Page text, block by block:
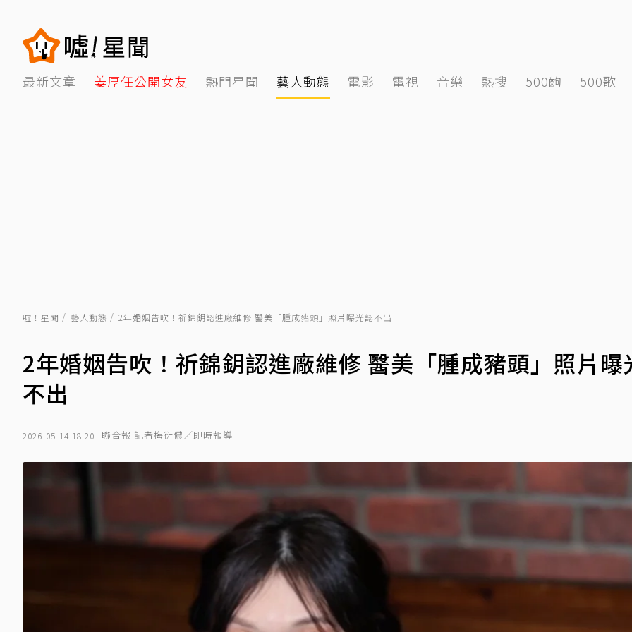
最新文章 姜厚任公開女友 熱門星聞 藝人動態 電影 電視 音樂 熱搜 500齣 500歌
噓！星聞 藝人動態 2年婚姻告吹！祈錦鈅認進廠維修 醫美「腫成豬頭」照片曝光認不出
2年婚姻告吹！祈錦鈅認進廠維修 醫美「腫成豬頭」照片曝
不出
2026-05-14 18:20 聯合報 記者梅衍儂／即時報導